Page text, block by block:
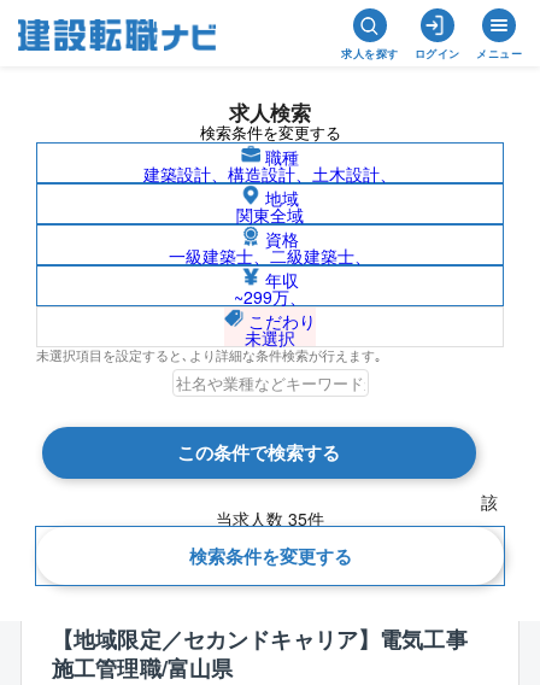
求人を探す ログイン メニュー
求人検索
検索条件を変更する
職種
建築設計、構造設計、土木設計、
地域
関東全域
資格
一級建築士、二級建築士、
年収
~299万、
こだわり
未選択
未選択項目を設定すると､より詳細な条件検索が行えます｡
この条件で検索する
該
当求人数 35件
検索条件を変更する
東邦電気産業株式会社の求人検索結果一覧
検索結果 35 件
現在の検索条件
【地域限定／セカンドキャリア】電気工事
施工管理職/富山県